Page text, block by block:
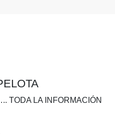
TODA LA INFORMACIÓN